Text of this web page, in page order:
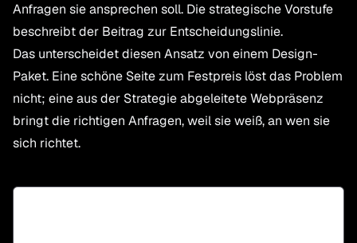
Anfragen sie ansprechen soll. Die strategische Vorstufe
beschreibtder Beitrag zur Entscheidungslinie.
Das unterscheidet diesen Ansatz von einem Design-
Paket. Eine schöne Seite zum Festpreis löst das Problem
nicht; eine aus der Strategie abgeleitete Webpräsenz
bringt die richtigen Anfragen, weil sie weiß, an wen sie
sich richtet.